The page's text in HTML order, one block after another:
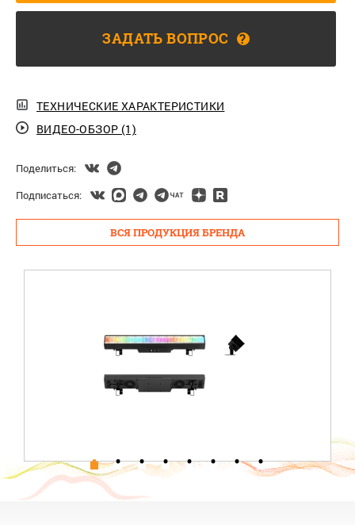
ЗАДАТЬ ВОПРОС ?
ТЕХНИЧЕСКИЕ ХАРАКТЕРИСТИКИ
ВИДЕО-ОБЗОР (1)
Поделиться:
Подписаться:
ВСЯ ПРОДУКЦИЯ БРЕНДА